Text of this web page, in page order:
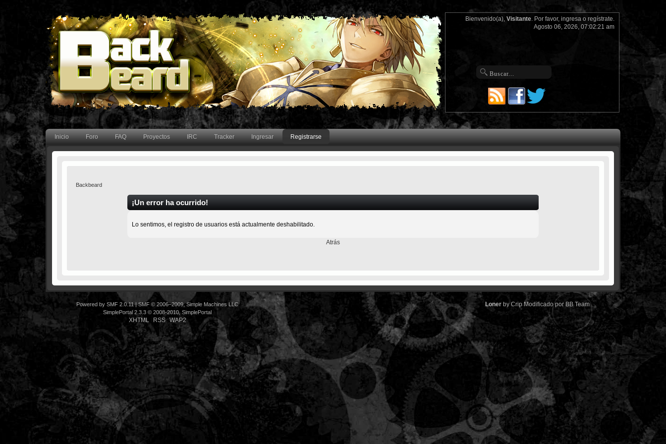
Bienvenido(a), Visitante. Por favor, ingresao regístrate.
Agosto 06, 2026, 07:02:21 am
Inicio Foro FAQ Proyectos IRC Tracker Ingresar Registrarse
Backbeard
¡Un error ha ocurrido!
Lo sentimos, el registro de usuarios está actualmente deshabilitado.
Atrás
Powered by SMF 2.0.11|SMF © 2006–2009, Simple Machines LLC
SimplePortal 2.3.3 © 2008-2010, SimplePortal
XHTML RSS WAP2
LonerbyCrip